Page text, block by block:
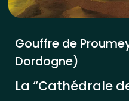
Gouffre de
Dordogne)
La “Cathédrale